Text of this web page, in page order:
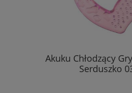
Akuku Chłodzący
Serduszko